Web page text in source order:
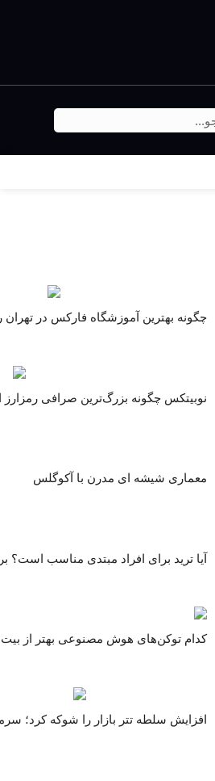
چگونه بهترین آموزشگاه فارکس در تهران
نوبیتکس چگونه بزرگ‌ترین صرافی رمزارز
معماری شیشه ای مدرن با آکوگلس
آیا ترید برای افراد مبتدی مناسب است؟
کدام توکن‌های هوش مصنوعی بهتر از بیت
افزایش سلطه تتر بازار را شوکه کرد؛